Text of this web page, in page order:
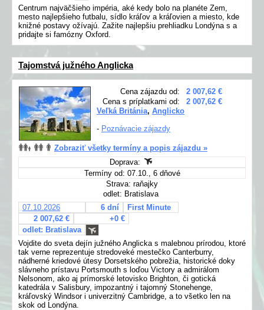
Centrum najväčšieho impéria, aké kedy bolo na planéte Zem,
mesto najlepšieho futbalu, sídlo kráľov a kráľovien a miesto, kde
knižné postavy ožívajú. Zažite najlepšiu prehliadku Londýna s a
pridajte si famózny Oxford.
Tajomstvá južného Anglicka
Cena zájazdu od:
2 007,62 €
Cena s príplatkami od:
2 007,62 €
Veľká Británia, Anglicko
- Poznávacie zájazdy
Zobraziť všetky termíny a popis zájazdu »
Doprava:
Termíny od: 07.10., 6 dňové
Strava: raňajky
odlet: Bratislava
07.10.2026
6 dní
First Minute
2 007,62 €
+0 €
odlet: Bratislava
Vojdite do sveta dejín južného Anglicka s malebnou prírodou, ktoré
tak verne reprezentuje stredoveké mestečko Canterburry,
nádherné kriedové útesy Dorsetského pobrežia, historické doky
slávneho prístavu Portsmouth s loďou Victory a admirálom
Nelsonom, ako aj prímorské letovisko Brighton, či gotická
katedrála v Salisbury, impozantný i tajomný Stonehenge,
kráľovský Windsor i univerzitný Cambridge, a to všetko len na
skok od Londýna.